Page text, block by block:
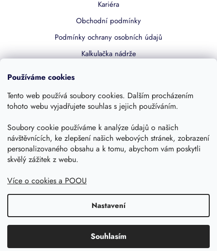
Používáme cookies
Tento web používá soubory cookies. Dalším procházením
tohoto webu vyjadřujete souhlas s jejich používáním.
Soubory cookie používáme k analýze údajů o našich
návštěvnících, ke zlepšení našich webových stránek, zobrazení
personalizovaného obsahu a k tomu, abychom vám poskytli
skvělý zážitek z webu.
Více o cookies a POOU
Nastavení
Souhlasím
Kariéra
Obchodní podmínky
Podmínky ochrany osobních údajů
Kalkulačka nádrže
Kontakty
Sledujte nás
Copyright 2026, Dešťovka.eu Shoptet